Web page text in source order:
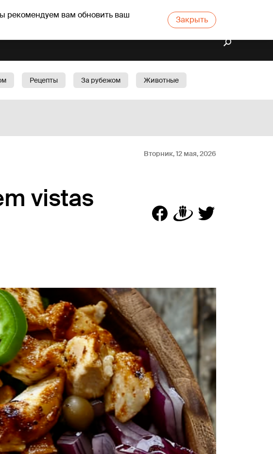
рекомендуем вам обновить ваш
Закрыть
Рецепты За рубежом
Животные
Вторник, 12 мая, 2026
vistas